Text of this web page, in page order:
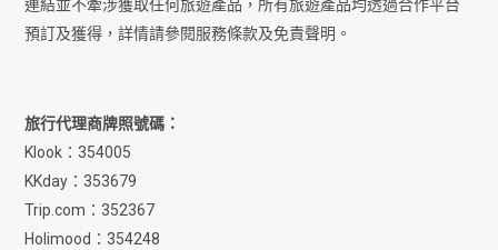
連結並不牽涉獲取任何旅遊產品，所有旅遊產品均透過合作平台
預訂及獲得，詳情請參閱服務條款及免責聲明。
旅行代理商牌照號碼：
Klook：354005
KKday：353679
Trip.com：352367
Holimood：354248